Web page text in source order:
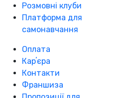
Розмовні клуби
Платформа для
самонавчання
Оплата
Карʼєра
Контакти
Франшиза